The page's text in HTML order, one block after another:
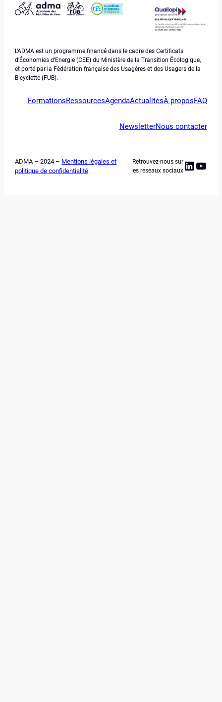
L’ADMA est un programme financé dans le cadre des Certificats
d’Économies d’Energie (CEE) du Ministère de la Transition Écologique,
et porté par la Fédération française des Usagères et des Usagers de la
Bicyclette (FUB).
FormationsRessourcesAgendaActualitésÀ proposFAQ
NewsletterNous contacter
ADMA – 2024 – Mentions légales et
politique de confidentialité
Retrouvez-nous sur
les réseaux sociaux